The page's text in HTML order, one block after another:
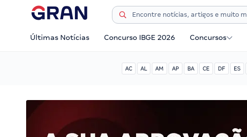
Últimas Notícias Concurso IBGE 2026 Concursos
AC AL AM AP BA CE DF ES